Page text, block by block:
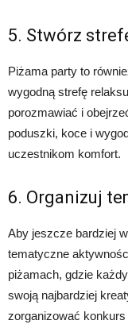
5. Stwórz
Piżama party to
wygodną strefę
porozmawiać i
poduszki, koce i
uczestnikom komfort.
6. Organizuj
Aby jeszcze bardziej
tematyczne
piżamach, gdzie
swoją najbardziej
zorganizować